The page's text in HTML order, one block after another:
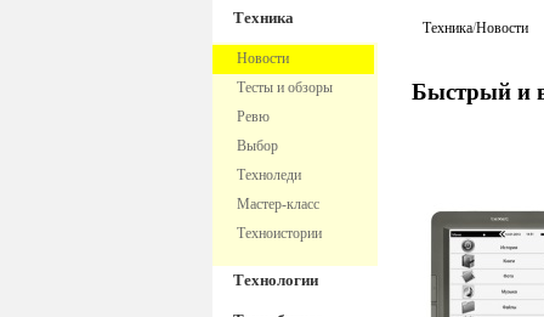
Техника
Новости
Тесты и обзоры
Ревю
Выбор
Техноледи
Мастер-класс
Техноистории
Технологии
Техника/Новости
Быстрый и